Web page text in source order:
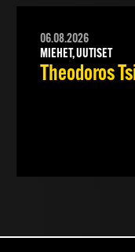
06.08.2026
MIEHET, UUTISET
Theodoros